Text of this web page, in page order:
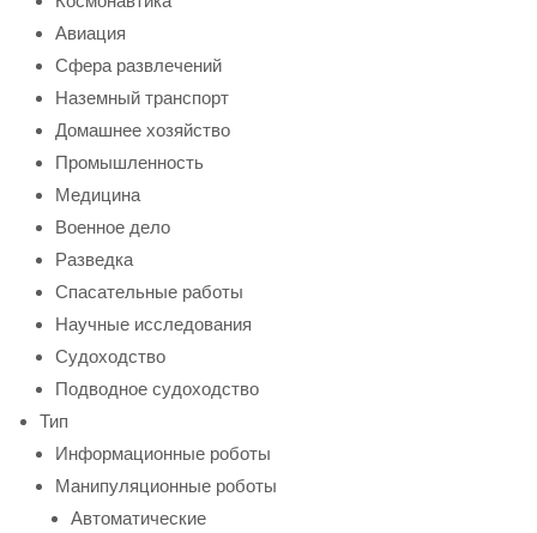
Авиация
Сфера развлечений
Наземный транспорт
Домашнее хозяйство
Промышленность
Медицина
Военное дело
Разведка
Спасательные работы
Научные исследования
Судоходство
Подводное судоходство
Тип
Информационные роботы
Манипуляционные роботы
Автоматические